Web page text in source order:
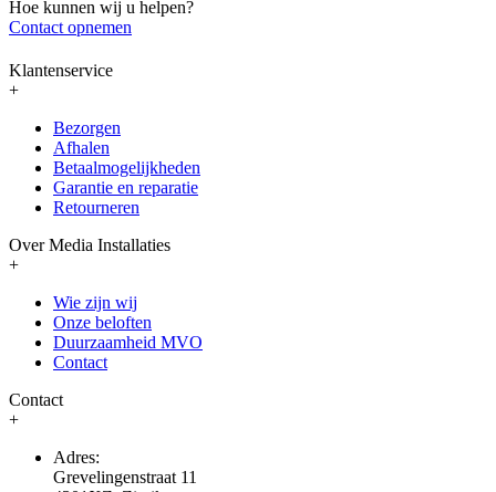
Hoe kunnen wij u helpen?
Contact opnemen
Klantenservice
+
Bezorgen
Afhalen
Betaalmogelijkheden
Garantie en reparatie
Retourneren
Over Media Installaties
+
Wie zijn wij
Onze beloften
Duurzaamheid MVO
Contact
Contact
+
Adres:
Grevelingenstraat 11